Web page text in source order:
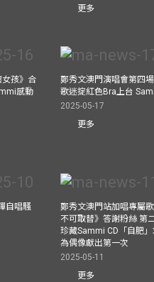
更多
女孩》合
感動
鄭秀文澳門演唱會第四
歌迷掟紅色Bra上台
2025-05-17
更多
自唱騷
鄭秀文澳門站加唱專屬
不可取替》答謝粉絲 第
珍藏Sammi CD「自肥
為偶像獻出第一次
2025-05-11
更多